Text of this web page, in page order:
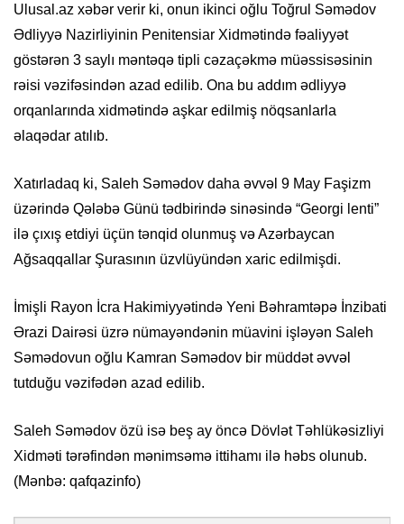
Ulusal.az xəbər verir ki, onun ikinci oğlu Toğrul Səmədov
Ədliyyə Nazirliyinin Penitensiar Xidmətində fəaliyyət
göstərən 3 saylı məntəqə tipli cəzaçəkmə müəssisəsinin
rəisi vəzifəsindən azad edilib. Ona bu addım ədliyyə
orqanlarında xidmətində aşkar edilmiş nöqsanlarla
əlaqədar atılıb.
Xatırladaq ki, Saleh Səmədov daha əvvəl 9 May Faşizm
üzərində Qələbə Günü tədbirində sinəsində “Georgi lenti”
ilə çıxış etdiyi üçün tənqid olunmuş və Azərbaycan
Ağsaqqallar Şurasının üzvlüyündən xaric edilmişdi.
İmişli Rayon İcra Hakimiyyətində Yeni Bəhramtəpə İnzibati
Ərazi Dairəsi üzrə nümayəndənin müavini işləyən Saleh
Səmədovun oğlu Kamran Səmədov bir müddət əvvəl
tutduğu vəzifədən azad edilib.
Saleh Səmədov özü isə beş ay öncə Dövlət Təhlükəsizliyi
Xidməti tərəfindən mənimsəmə ittihamı ilə həbs olunub.
(Mənbə: qafqazinfo)